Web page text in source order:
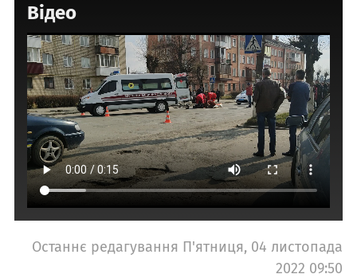
Відео
Останнє редагування П'ятниця, 04 листопада
2022 09:50